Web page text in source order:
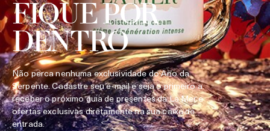
FIQUE POR
DENTRO
Não perca nenhuma exclusividade do Ano da
Serpente. Cadastre seu e-mail e seja o primeiro a
receber o próximo guia de presentes da La Mer e
ofertas exclusivas diretamente na sua caixa de
entrada.